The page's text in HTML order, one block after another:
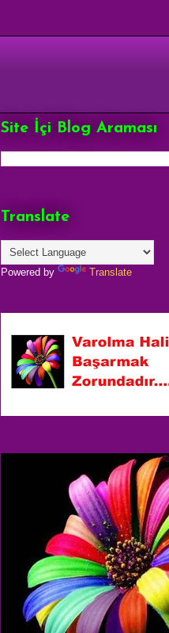
Site İçi Blog Araması
Translate
Powered by Translate